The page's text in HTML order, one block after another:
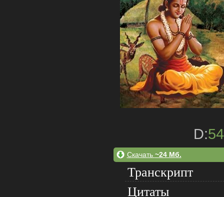
D:
Скачать ~24 Мб.
Транскрипт
Цитаты